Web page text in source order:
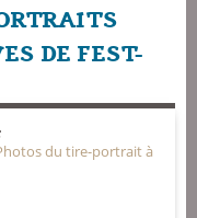
DE FEST-
du tire-portrait à